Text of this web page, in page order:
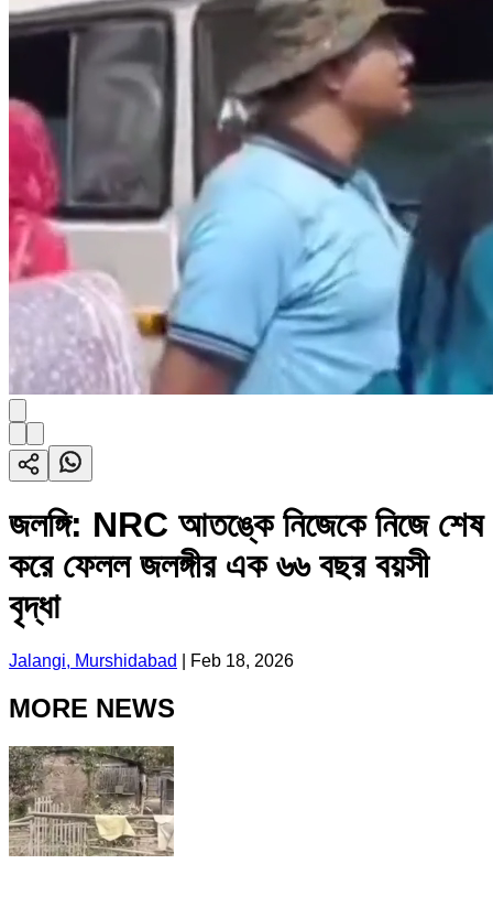
জলঙ্গি: NRC আতঙ্কে নিজেকে নিজে শেষ
করে ফেলল জলঙ্গীর এক ৬৬ বছর বয়সী
বৃদ্ধা
Jalangi, Murshidabad Feb 18, 2026
MORE NEWS